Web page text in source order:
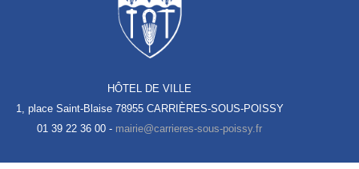
HÔTEL DE VILLE
1, place Saint-Blaise 78955 CARRIÈRES-SOUS-POISSY
01 39 22 36 00 -